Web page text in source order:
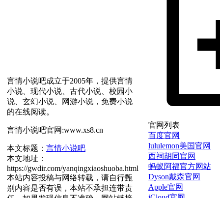
言情小说吧成立于2005年，提供言情
小说、现代小说、古代小说、校园小
说、玄幻小说、网游小说，免费小说
的在线阅读。
言情小说吧官网:www.xs8.cn
本文标题： 言情小说吧
本文地址：
https://gwdir.com/yanqingxiaoshuoba.html
本站内容投稿与网络转载，请自行甄
别内容是否有误，本站不承担连带责
官网列表
百度官网
lululemon美国官网
西祠胡同官网
蚂蚁阿福官方网站
Dyson戴森官网
Apple官网